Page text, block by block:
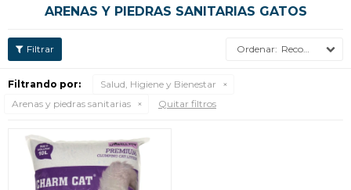
ARENAS Y PIEDRAS SANITARIAS GATOS
Recomendados
Filtrando por:
Salud, Higiene y Bienestar
Arenas y piedras sanitarias
Quitar filtros